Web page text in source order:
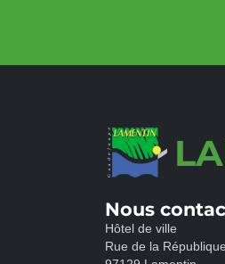
Nous
Hôtel de ville
Rue de la République